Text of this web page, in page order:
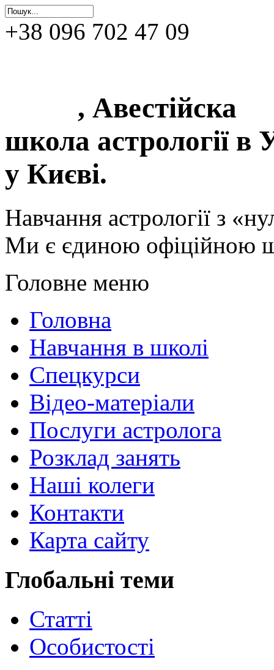
+38 096 702 47 09
, Авестійска
школа астрології в
у Києві.
Навчання астрології з
Ми є єдиною офіційною
Головне меню
Головна
Навчання в школі
Спецкурси
Відео-матеріали
Послуги астролога
Розклад занять
Наші колеги
Контакти
Карта сайту
Глобальні теми
Статті
Особистості